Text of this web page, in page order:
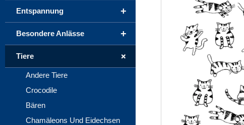
+
Entspannung
+
Besondere Anlässe
+
Tiere
Andere Tiere
Crocodile
Bären
Chamäleons Und Eidechsen